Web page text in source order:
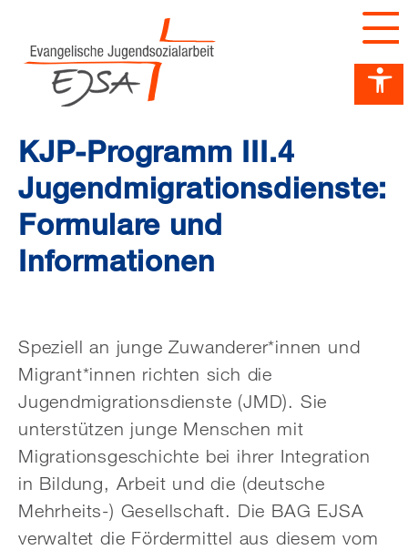
Barrierefreiheit Dashboard öffnen
Hauptnavigation anzeigen
zum Inhalt springen
Tastenkombinationen anzeigen
KJP-Programm III.4
Jugendmigrationsdienste:
Formulare und
Informationen
Speziell an junge Zuwanderer*innen und
Migrant*innen richten sich die
Jugendmigrationsdienste (JMD). Sie
unterstützen junge Menschen mit
Migrationsgeschichte bei ihrer Integration
in Bildung, Arbeit und die (deutsche
Mehrheits-) Gesellschaft. Die BAG EJSA
verwaltet die Fördermittel aus diesem vom